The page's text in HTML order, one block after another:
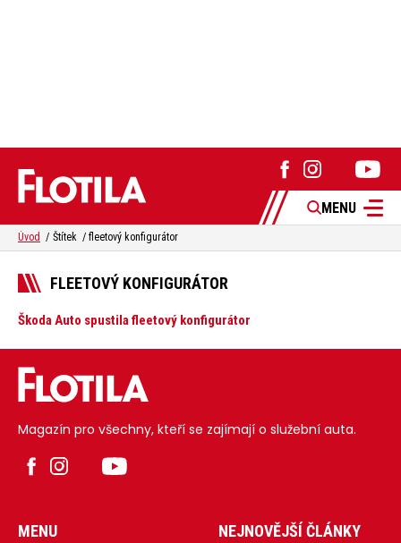
MENU
Úvod Štítek fleetový konfigurátor
FLEETOVÝ KONFIGURÁTOR
Škoda Auto spustila fleetový konfigurátor
Magazín pro všechny, kteří se zajímají o služební auta.
MENU NEJNOVĚJŠÍ ČLÁNKY